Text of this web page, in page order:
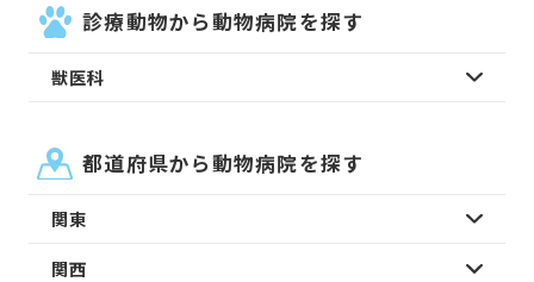
診療動物から動物病院を探す
獣医科
都道府県から動物病院を探す
関東
関西